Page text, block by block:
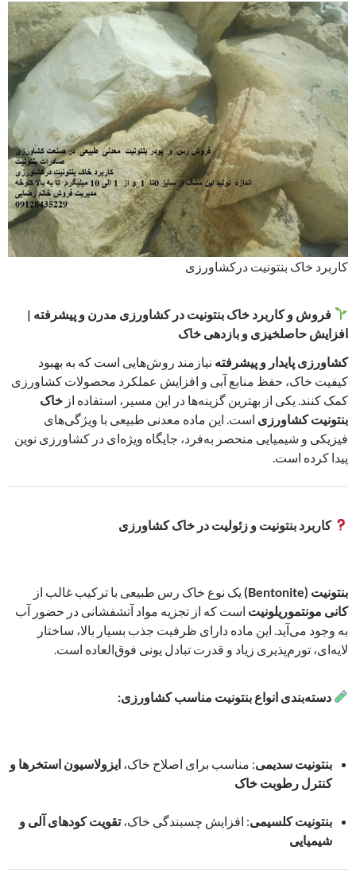
کاربرد خاک بنتونیت درکشاورزی
فروش و کاربرد خاک بنتونیت در کشاورزی مدرن و پیشرفته |
افزایش حاصلخیزی و بازدهی خاک
کشاورزی پایدار و پیشرفته نیازمند روش‌هایی است که به بهبود
کیفیت خاک، حفظ منابع آبی و افزایش عملکرد محصولات کشاورزی
کمک کنند. یکی از بهترین گزینه‌ها در این مسیر، استفاده از خاک
بنتونیت کشاورزی است. این ماده معدنی طبیعی با ویژگی‌های
فیزیکی و شیمیایی منحصر به‌فرد، جایگاه ویژه‌ای در کشاورزی نوین
پیدا کرده است.
کاربرد بنتونیت و زئولیت در خاک کشاورزی
بنتونیت (Bentonite)
یک نوع خاک رس طبیعی با ترکیب غالب از
کانی مونتموریلونیت است که از تجزیه مواد آتشفشانی در حضور آب
به وجود می‌آید. این ماده دارای ظرفیت جذب بسیار بالا، ساختار
لایه‌ای، تورم‌پذیری زیاد و قدرت تبادل یونی فوق‌العاده است.
دسته‌بندی انواع بنتونیت مناسب کشاورزی:
بنتونیت سدیمی: مناسب برای اصلاح خاک، ایزولاسیون استخرها و
کنترل رطوبت خاک
بنتونیت کلسیمی: افزایش چسبندگی خاک،تقویت کودهای آلی و
شیمیایی